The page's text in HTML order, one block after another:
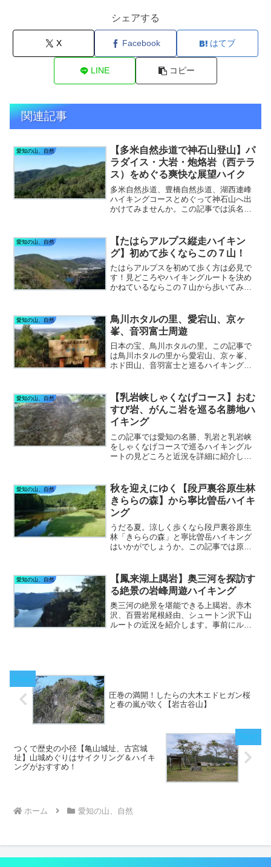
シェアする
X Facebook はてブ
LINE コピー
関連記事
愛知の山、自然
【多米自然歩道で神石山登山】パ
ラダイス・大岩・炮烙岩（西テラ
ス）をめぐる爽快な展望ハイク
多米自然歩道、豊橋自然歩道、湖西連峰
ハイキングコースとめぐって神石山へ出
かけてみませんか。この記事では浜名
紹介します！
愛知の山、自然
【たはらアルプス縦走ハイキン
グ】初めて歩くならこの７山！
たはらアルプスを初めて歩く方は必見で
す！見どころやハイキングルートを決め
かねているならこの７山から歩いてみる
の近況と見どころを紹介します。
愛知の山、自然
鳥川ホタルの里、愛宕山、京ヶ
峯、音羽富士周遊
日本の宝、鳥川ホタルの里。この記事で
は鳥川ホタルの里から愛宕山、京ヶ峯、
ホド田山、音羽富士と巡るハイキングコ
か。ちょっとワイルドな里山ハイキング
へご招待。
愛知の山、自然
【乳岩峡しゃくなげコース】おむ
すび岩、がんこ岩を巡る名勝地ハ
イキング
この記事では愛知の名勝、乳岩と乳岩峡
をしゃくなげコースで巡るハイキングル
ートの見どころと近況を詳細に紹介して
てみましょう！
愛知の山、自然
秋を迎えにゆく【段戸裏谷原生林
きららの森】から寧比曽岳ハイキ
ング
うだる夏。涼しく歩くなら段戸裏谷原生
林「きららの森」と寧比曽岳ハイキング
はいかがでしょうか。この記事では原生
す！
愛知の山、自然
【鳳来湖上臈岩】奥三河を探訪す
る絶景の岩峰周遊ハイキング
奥三河の絶景を堪能できる上臈岩。赤木
沢、百畳岩尾根経由、シュートン沢下山
ルートの近況を紹介します。事前にルー
圧巻の満開！したらの大木エドヒガン桜
と春の嵐が吹く【岩古谷山】
つくで歴史の小径【亀山城址、古宮城
址】山城めぐりはサイクリング＆ハイキ
ングがおすすめ！
ホーム 愛知の山、自然